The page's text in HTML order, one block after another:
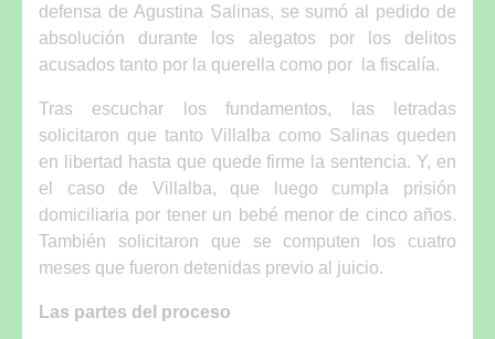
defensa de Agustina Salinas, se sumó al pedido de
absolución durante los alegatos por los delitos
acusados tanto por la querella como por la fiscalía.
Tras escuchar los fundamentos, las letradas
solicitaron que tanto Villalba como Salinas queden
en libertad hasta que quede firme la sentencia. Y, en
el caso de Villalba, que luego cumpla prisión
domiciliaria por tener un bebé menor de cinco años.
También solicitaron que se computen los cuatro
meses que fueron detenidas previo al juicio.
Las partes del proceso